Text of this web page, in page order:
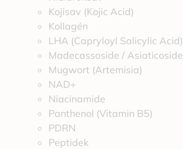
Kojisav (Kojic Acid)
Kollagén
LHA (Capryloyl Salicylic Acid)
Madecassoside / Asiaticoside
Mugwort (Artemisia)
NAD+
Niacinamide
Panthenol (Vitamin B5)
PDRN
Peptidek